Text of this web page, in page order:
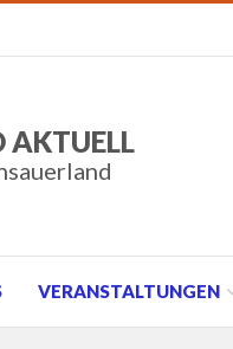
AKTUELL
VERANSTALTUNGEN